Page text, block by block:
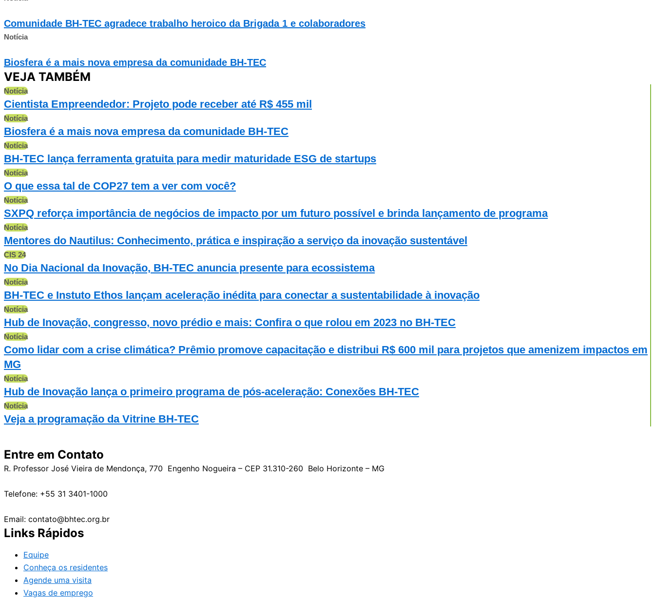
Comunidade BH-TEC agradece trabalho heroico da Brigada 1 e colaboradores
Notícia
Biosfera é a mais nova empresa da comunidade BH-TEC
VEJA TAMBÉM
Notícia
Cientista Empreendedor: Projeto pode receber até R$ 455 mil
Notícia
Biosfera é a mais nova empresa da comunidade BH-TEC
Notícia
BH-TEC lança ferramenta gratuita para medir maturidade ESG de startups
Notícia
O que essa tal de COP27 tem a ver com você?
Notícia
SXPQ reforça importância de negócios de impacto por um futuro possível e brinda lançamento de programa
Notícia
Mentores do Nautilus: Conhecimento, prática e inspiração a serviço da inovação sustentável
CIS 24
No Dia Nacional da Inovação, BH-TEC anuncia presente para ecossistema
Notícia
BH-TEC e Instuto Ethos lançam aceleração inédita para conectar a sustentabilidade à inovação
Notícia
Hub de Inovação, congresso, novo prédio e mais: Confira o que rolou em 2023 no BH-TEC
Notícia
Como lidar com a crise climática? Prêmio promove capacitação e distribui R$ 600 mil para projetos que amenizem impactos em
MG
Notícia
Hub de Inovação lança o primeiro programa de pós-aceleração: Conexões BH-TEC
Notícia
Veja a programação da Vitrine BH-TEC
Entre em Contato
R. Professor José Vieira de Mendonça, 770 Engenho Nogueira – CEP 31.310-260 Belo Horizonte – MG
Telefone: +55 31 3401-1000
Email: contato@bhtec.org.br
Links Rápidos
Equipe
Conheça os residentes
Agende uma visita
Vagas de emprego